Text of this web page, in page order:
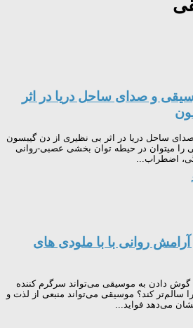
و صدای ساحل دریا در اثر
ساحل دریا در اثر بی نظیری از دن گیبسون
را میتوان در حیطه توان بخشی عصبی-روانی
اضطراب...
روانی با با ملودی های
دادن به موسیقی می‌تواند سرگرم کننده
سالم‌تر کند؟ موسیقی می‌تواند منبعی از لذت و
می‌دهد فواید...